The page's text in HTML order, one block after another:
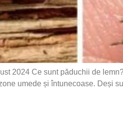
2024 Ce sunt păduchii de
umede și întunecoase. Deși